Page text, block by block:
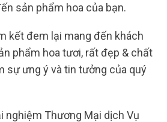
sản phẩm hoa của bạn.
kết đem lại mang đến khách
phẩm hoa tươi, rất đẹp & chất
sự ưng ý và tin tưởng của quý
nghiệm Thương Mại dịch Vụ